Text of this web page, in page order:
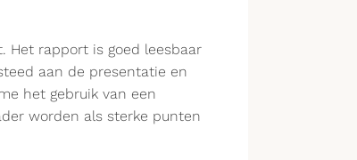
Het rapport is goed leesbaar
aan de presentatie en
het gebruik van een
worden als sterke punten